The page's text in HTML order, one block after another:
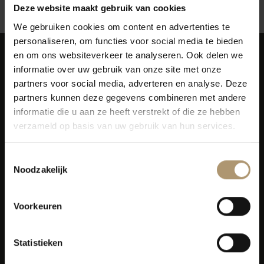
Deze website maakt gebruik van cookies
We gebruiken cookies om content en advertenties te
personaliseren, om functies voor social media te bieden
en om ons websiteverkeer te analyseren. Ook delen we
informatie over uw gebruik van onze site met onze
partners voor social media, adverteren en analyse. Deze
partners kunnen deze gegevens combineren met andere
informatie die u aan ze heeft verstrekt of die ze hebben
verzameld op basis van uw gebruik van hun services.
Noodzakelijk
Voorkeuren
Statistieken
Simon van Capelweg 127
2431 AE Noorden
0172 - 82 00 65
Lekkerflesjewijn